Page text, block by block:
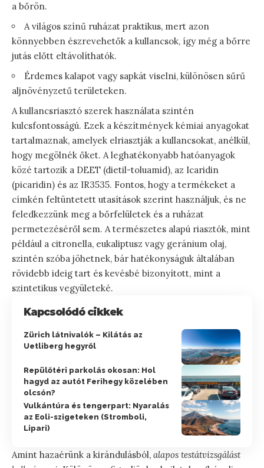
a bőrön.
A világos színű ruházat praktikus, mert azon
könnyebben észrevehetők a kullancsok, így még a bőrre
jutás előtt eltávolíthatók.
Érdemes kalapot vagy sapkát viselni, különösen sűrű
aljnövényzetű területeken.
A kullancsriasztó szerek használata szintén
kulcsfontosságú. Ezek a készítmények kémiai anyagokat
tartalmaznak, amelyek elriasztják a kullancsokat, anélkül,
hogy megölnék őket. A leghatékonyabb hatóanyagok
közé tartozik a DEET (dietil-toluamid), az Icaridin
(picaridin) és az IR3535. Fontos, hogy a termékeket a
címkén feltüntetett utasítások szerint használjuk, és ne
feledkezzünk meg a bőrfelületek és a ruházat
permetezéséről sem. A természetes alapú riasztók, mint
például a citronella, eukaliptusz vagy geránium olaj,
szintén szóba jöhetnek, bár hatékonyságuk általában
rövidebb ideig tart és kevésbé bizonyított, mint a
szintetikus vegyületeké.
Kapcsolódó cikkek
Zürich látnivalók – Kilátás az
Uetliberg hegyről
Repülőtéri parkolás okosan: Hol
hagyd az autót Ferihegy közelében
olcsón?
Vulkántúra és tengerpart: Nyaralás
az Eoli-szigeteken (Stromboli,
Lipari)
Amint hazaérünk a kirándulásból, alapos testátvizsgálást